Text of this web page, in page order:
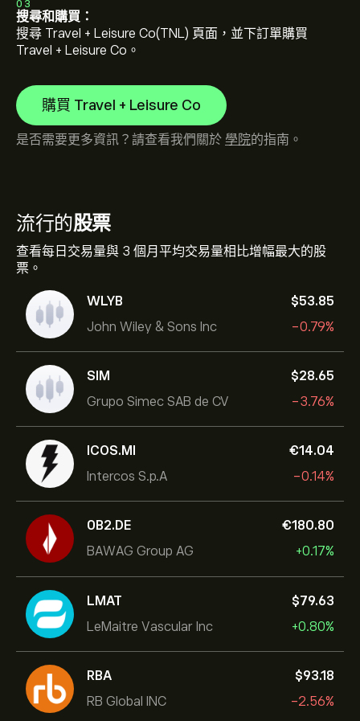
流行的股票
查看每日交易量與 3 個月平均交易量相比增幅最大的股
票。
WLYB
John Wiley & Sons Inc
‎$‎53.85
-0.79%
SIM
Grupo Simec SAB de CV
‎$‎28.65
-3.76%
ICOS.MI
Intercos S.p.A
‎€‎14.04
-0.14%
0B2.DE
BAWAG Group AG
‎€‎180.80
+0.17%
LMAT
LeMaitre Vascular Inc
‎$‎79.63
+0.80%
RBA
RB Global INC
‎$‎93.18
-2.56%
03
搜尋和購買：
搜尋 Travel + Leisure Co(TNL) 頁面，並下訂單購買
Travel + Leisure Co。
購買 Travel + Leisure Co
是否需要更多資訊？請查看我們關於 學院的指南。